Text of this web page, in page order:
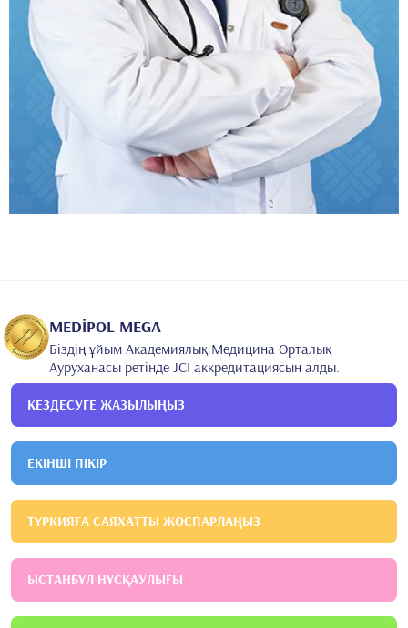
MEDİPOL MEGA
Біздің ұйым Академиялық Медицина Орталық
Ауруханасы ретінде JCI аккредитациясын алды.
КЕЗДЕСУГЕ ЖАЗЫЛЫҢЫЗ
ЕКІНШІ ПІКІР
ТҮРКИЯҒА САЯХАТТЫ ЖОСПАРЛАҢЫЗ
ЫСТАНБҰЛ НҰСҚАУЛЫҒЫ